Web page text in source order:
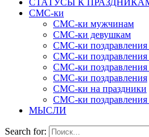
СТАТУСЫ К
СМС-ки
СМС-ки мужчинам
СМС-ки девушкам
СМС-ки
СМС-ки
СМС-ки
СМС-ки поздравления
СМС-ки на праздники
СМС-ки поздравления
МЫСЛИ
Search for: